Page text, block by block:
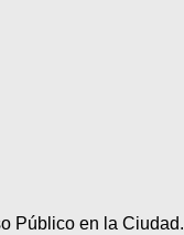
Público en la Ciudad.